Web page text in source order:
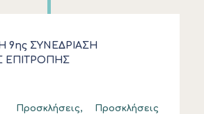
9ης ΣΥΝΕΔΡΙΑΣΗ
ΕΠΙΤΡΟΠΗΣ
Προσκλήσεις, Προσκλήσεις